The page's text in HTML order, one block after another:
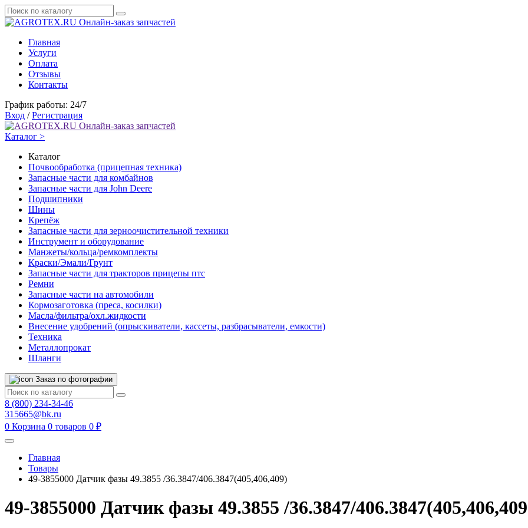
Онлайн-заказ запчастей
Главная
Услуги
Оплата
Отзывы
Контакты
График работы: 24/7
Вход / Регистрация
Онлайн-заказ запчастей
Каталог >
Каталог
Почвообработка (прицепная техника)
Запасные части для комбайнов
Запасные части для John Deere
Подшипники
Шины
Крепёж
Запасные части для зерноочистительной техники
Инструмент и оборудование
Манжеты/кольца/ремкомплекты
Краски/Эмали/Грунт
Запасные части для тракторов прицепы птс
Ремни
Запасные части на автомобили
Кормозаготовка (преса, косилки)
Масла/фильтра/охл.жидкости
Внесение удобрений (опрыскиватели, кассеты, разбрасыватели, емкости)
Техника
Металлопрокат
Шланги
Заказ по фотографии
8 (800) 234-34-46
315665@bk.ru
0 Корзина 0 товаров 0 ₽
Главная
Товары
49-3855000 Датчик фазы 49.3855 /36.3847/406.3847(405,406,409)
49-3855000 Датчик фазы 49.3855 /36.3847/